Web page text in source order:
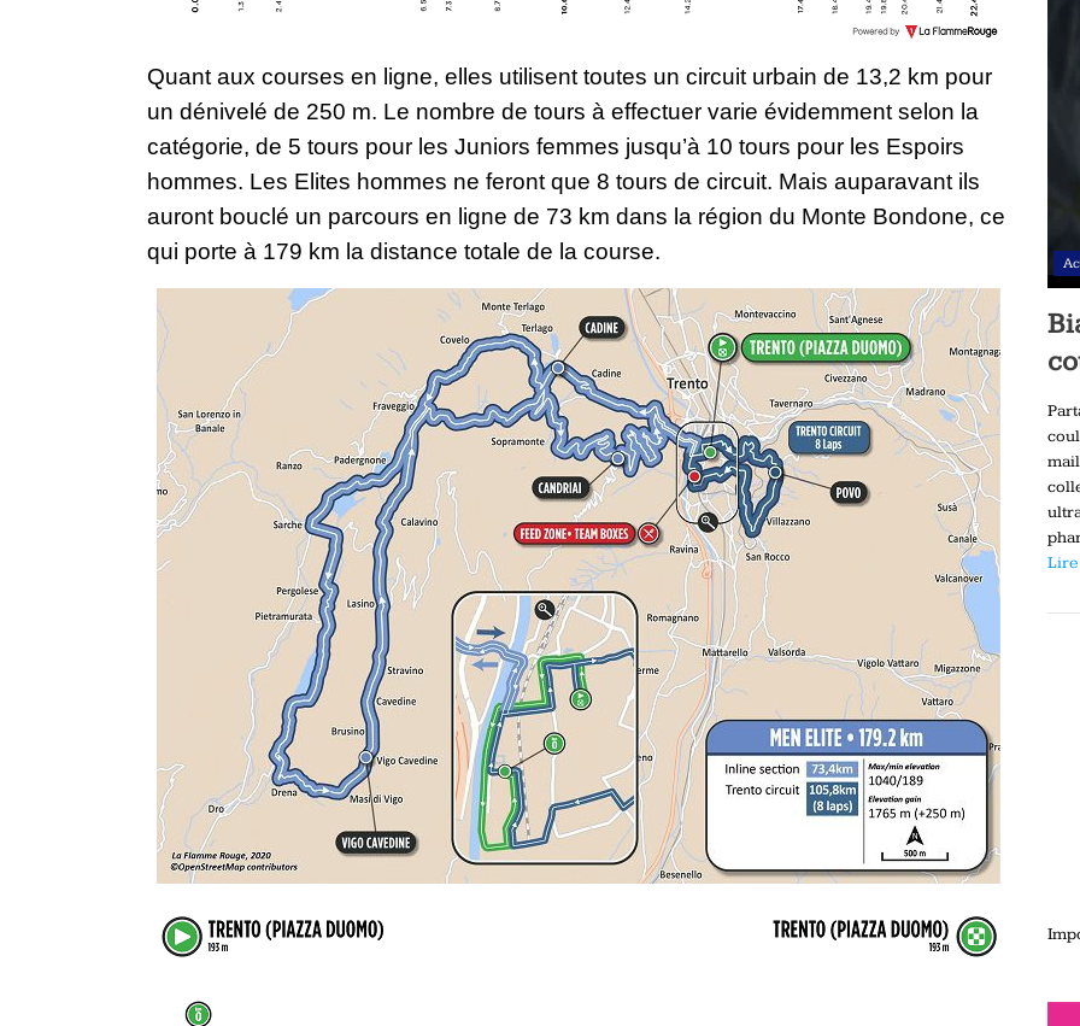
Quant aux courses en ligne, elles utilisent toutes un circuit urbain de 13,2 km pour
un dénivelé de 250 m. Le nombre de tours à effectuer varie évidemment selon la
catégorie, de 5 tours pour les Juniors femmes jusqu’à 10 tours pour les Espoirs
hommes. Les Elites hommes ne feront que 8 tours de circuit. Mais auparavant ils
auront bouclé un parcours en ligne de 73 km dans la région du Monte Bondone, ce
qui porte à 179 km la distance totale de la course.